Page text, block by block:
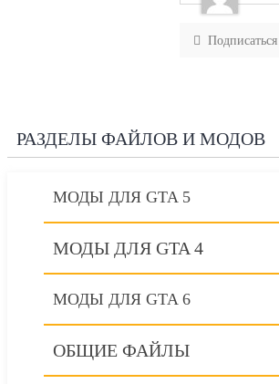
Подписаться
РАЗДЕЛЫ ФАЙЛОВ И МОДОВ
МОДЫ ДЛЯ GTA 5
МОДЫ ДЛЯ GTA 4
МОДЫ ДЛЯ GTA 6
ОБЩИЕ ФАЙЛЫ